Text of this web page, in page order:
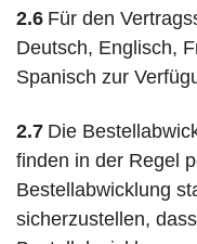
2.6 Für den
Deutsch, Englisch,
Spanisch zur
2.7 Die
finden in der Regel
Bestellabwicklung
sicherzustellen,